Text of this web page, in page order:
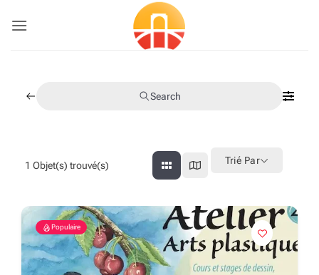
Search
1 Objet(s) trouvé(s) Trié Par
Populaire